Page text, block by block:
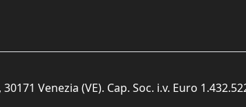
Venezia (VE). Cap. Soc. i.v. Euro